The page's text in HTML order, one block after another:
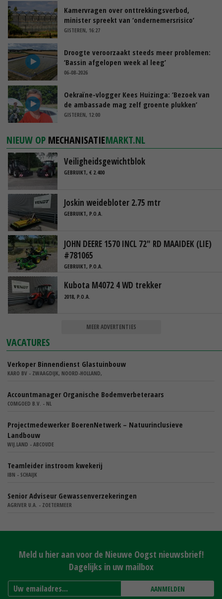
Kamervragen over onttrekkingsverbod,
minister spreekt van ‘ondernemersrisico’
GISTEREN, 16:27
Droogte veroorzaakt steeds meer problemen:
‘Bassin afgelopen week al leeg’
06-08-2026
Oekraïne-vlogger Kees Huizinga: ‘Bezoek van
de ambassade mag zelf groente plukken’
GISTEREN, 12:00
NIEUW OP MECHANISATIEMARKT.NL
Veiligheidsgewichtblok
GEBRUIKT, € 2.400
Joskin weidebloter 2.75 mtr
GEBRUIKT, P.O.A.
JOHN DEERE 1570 INCL 72" RD MAAIDEK (LIE)
#781065
GEBRUIKT, P.O.A.
Kubota M4072 4 WD trekker
2018, P.O.A.
MEER ADVERTENTIES
VACATURES
Verkoper Binnendienst Glastuinbouw
KARO BV - ZWAAGDIJK, NOORD-HOLLAND,
Accountmanager Organische Bodemverbeteraars
COMGOED B.V. - NL
Projectmedewerker BoerenNetwerk – Natuurinclusieve
Landbouw
WIJ.LAND - ABCOUDE
Teamleider instroom kwekerij
IBN - SCHAIJK
Senior Adviseur Gewassenverzekeringen
AGRIVER U.A. - ZOETERMEER
Meld u hier aan voor de Nieuwe Oogst nieuwsbrief!
Dagelijks in uw mailbox
AANMELDEN